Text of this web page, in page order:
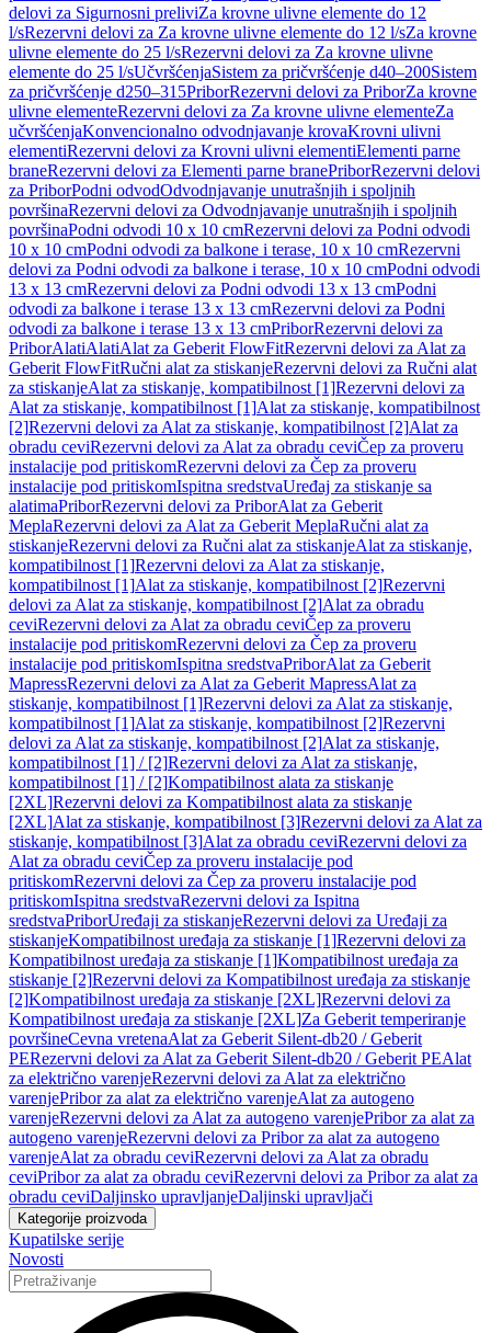
delovi za Sigurnosni preliviZa krovne ulivne elemente do 12
l/sRezervni delovi za Za krovne ulivne elemente do 12 l/sZa krovne
ulivne elemente do 25 l/sRezervni delovi za Za krovne ulivne
elemente do 25 l/sUčvršćenjaSistem za pričvršćenje d40–200Sistem
za pričvršćenje d250–315PriborRezervni delovi za PriborZa krovne
ulivne elementeRezervni delovi za Za krovne ulivne elementeZa
učvršćenjaKonvencionalno odvodnjavanje krovaKrovni ulivni
elementiRezervni delovi za Krovni ulivni elementiElementi parne
braneRezervni delovi za Elementi parne branePriborRezervni delovi
za PriborPodni odvodOdvodnjavanje unutrašnjih i spoljnih
površinaRezervni delovi za Odvodnjavanje unutrašnjih i spoljnih
površinaPodni odvodi 10 x 10 cmRezervni delovi za Podni odvodi
10 x 10 cmPodni odvodi za balkone i terase, 10 x 10 cmRezervni
delovi za Podni odvodi za balkone i terase, 10 x 10 cmPodni odvodi
13 x 13 cmRezervni delovi za Podni odvodi 13 x 13 cmPodni
odvodi za balkone i terase 13 x 13 cmRezervni delovi za Podni
odvodi za balkone i terase 13 x 13 cmPriborRezervni delovi za
PriborAlatiAlatiAlat za Geberit FlowFitRezervni delovi za Alat za
Geberit FlowFitRučni alat za stiskanjeRezervni delovi za Ručni alat
za stiskanjeAlat za stiskanje, kompatibilnost [1]Rezervni delovi za
Alat za stiskanje, kompatibilnost [1]Alat za stiskanje, kompatibilnost
[2]Rezervni delovi za Alat za stiskanje, kompatibilnost [2]Alat za
obradu ceviRezervni delovi za Alat za obradu ceviČep za proveru
instalacije pod pritiskomRezervni delovi za Čep za proveru
instalacije pod pritiskomIspitna sredstvaUređaj za stiskanje sa
alatimaPriborRezervni delovi za PriborAlat za Geberit
MeplaRezervni delovi za Alat za Geberit MeplaRučni alat za
stiskanjeRezervni delovi za Ručni alat za stiskanjeAlat za stiskanje,
kompatibilnost [1]Rezervni delovi za Alat za stiskanje,
kompatibilnost [1]Alat za stiskanje, kompatibilnost [2]Rezervni
delovi za Alat za stiskanje, kompatibilnost [2]Alat za obradu
ceviRezervni delovi za Alat za obradu ceviČep za proveru
instalacije pod pritiskomRezervni delovi za Čep za proveru
instalacije pod pritiskomIspitna sredstvaPriborAlat za Geberit
MapressRezervni delovi za Alat za Geberit MapressAlat za
stiskanje, kompatibilnost [1]Rezervni delovi za Alat za stiskanje,
kompatibilnost [1]Alat za stiskanje, kompatibilnost [2]Rezervni
delovi za Alat za stiskanje, kompatibilnost [2]Alat za stiskanje,
kompatibilnost [1] / [2]Rezervni delovi za Alat za stiskanje,
kompatibilnost [1] / [2]Kompatibilnost alata za stiskanje
[2XL]Rezervni delovi za Kompatibilnost alata za stiskanje
[2XL]Alat za stiskanje, kompatibilnost [3]Rezervni delovi za Alat za
stiskanje, kompatibilnost [3]Alat za obradu ceviRezervni delovi za
Alat za obradu ceviČep za proveru instalacije pod
pritiskomRezervni delovi za Čep za proveru instalacije pod
pritiskomIspitna sredstvaRezervni delovi za Ispitna
sredstvaPriborUređaji za stiskanjeRezervni delovi za Uređaji za
stiskanjeKompatibilnost uređaja za stiskanje [1]Rezervni delovi za
Kompatibilnost uređaja za stiskanje [1]Kompatibilnost uređaja za
stiskanje [2]Rezervni delovi za Kompatibilnost uređaja za stiskanje
[2]Kompatibilnost uređaja za stiskanje [2XL]Rezervni delovi za
Kompatibilnost uređaja za stiskanje [2XL]Za Geberit temperiranje
površineCevna vretenaAlat za Geberit Silent-db20 / Geberit
PERezervni delovi za Alat za Geberit Silent-db20 / Geberit PEAlat
za električno varenjeRezervni delovi za Alat za električno
varenjePribor za alat za električno varenjeAlat za autogeno
varenjeRezervni delovi za Alat za autogeno varenjePribor za alat za
autogeno varenjeRezervni delovi za Pribor za alat za autogeno
varenjeAlat za obradu ceviRezervni delovi za Alat za obradu
ceviPribor za alat za obradu ceviRezervni delovi za Pribor za alat za
obradu ceviDaljinsko upravljanjeDaljinski upravljači
Kategorije proizvoda
Kupatilske serije
Novosti